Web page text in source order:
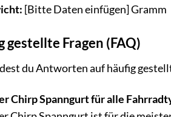
[Bitte Daten einfügen] Gramm
gestellte Fragen (FAQ)
du Antworten auf häufig
Chirp Spanngurt für alle